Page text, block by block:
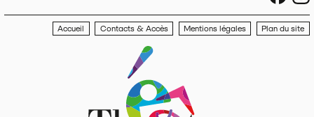
Accueil Contacts & Accès Mentions légales Plan du site